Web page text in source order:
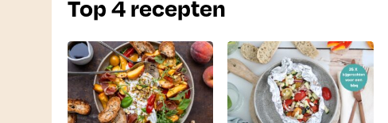
Top 4 recepten